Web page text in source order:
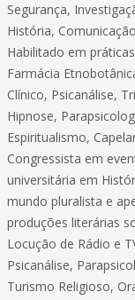
Segurança,
História,
Habilitado em
Farmácia
Clínico, Psicanálise,
Hipnose,
Espiritualismo,
Congressista em
universitária em
mundo pluralista e
produções literárias
Locução de Rádio e
Psicanálise,
Turismo Religioso,